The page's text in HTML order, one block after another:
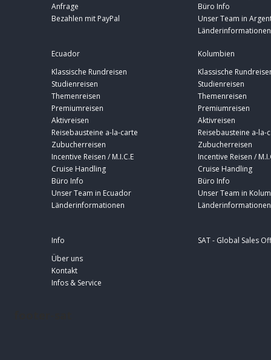
Anfrage
Bezahlen mit PayPal
Büro Info
Unser Team in
Länderinformationen
Ecuador
Klassische Rundreisen
Studienreisen
Themenreisen
Premiumreisen
Aktivreisen
Reisebausteine a-la-carte
Zubucherreisen
Incentive Reisen / M.I.C.E
Cruise Handling
Büro Info
Unser Team in Ecuador
Länderinformationen
Kolumbien
Klassische
Studienreisen
Themenreisen
Premiumreisen
Aktivreisen
Reisebausteine a-la-
Zubucherreisen
Incentive Reisen /
Cruise Handling
Büro Info
Unser Team in
Länderinformationen
Info
Über uns
Kontakt
Infos & Service
SAT - Global Sales